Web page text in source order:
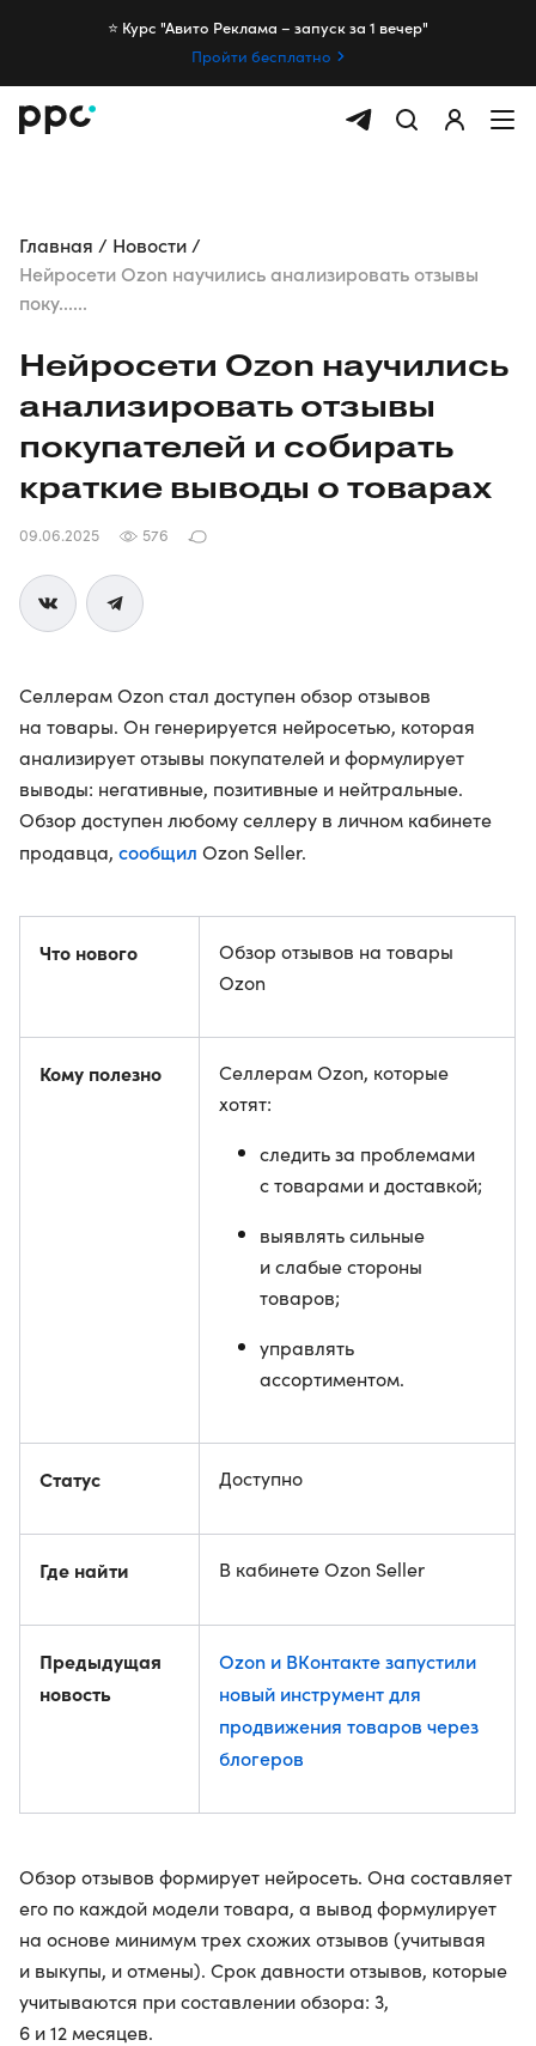
⭐️ Курс "Авито Реклама – запуск за 1 вечер"
Пройти бесплатно
Главная
Новости
Нейросети Ozon научились анализировать отзывы
поку......
Нейросети Ozon научились
анализировать отзывы
покупателей и собирать
краткие выводы о товарах
09.06.2025 576
Селлерам Ozon стал доступен обзор отзывов
на товары. Он генерируется нейросетью, которая
анализирует отзывы покупателей и формулирует
выводы: негативные, позитивные и нейтральные.
Обзор доступен любому селлеру в личном кабинете
продавца, сообщил Ozon Seller.
Что нового
Обзор отзывов на товары
Ozon
Кому полезно
Селлерам Ozon, которые
хотят:
следить за проблемами
с товарами и доставкой;
выявлять сильные
и слабые стороны
товаров;
управлять
ассортиментом.
Статус Доступно
Где найти В кабинете Ozon Seller
Предыдущая
новость
Ozon и ВКонтакте запустили
новый инструмент для
продвижения товаров через
блогеров
Обзор отзывов формирует нейросеть. Она составляет
его по каждой модели товара, а вывод формулирует
на основе минимум трех схожих отзывов (учитывая
и выкупы, и отмены). Срок давности отзывов, которые
учитываются при составлении обзора: 3,
6 и 12 месяцев.